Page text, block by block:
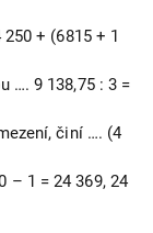
+ (6815 + 1
…. 9 138,75 : 3 =
činí …. (4
– 1 = 24 369, 24